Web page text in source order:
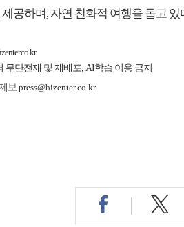
공하며, 자연 친화적 여행을 돕고 있
무단전재 및 재배포, AI학습 이용 금지
보 press@bizenter.co.kr